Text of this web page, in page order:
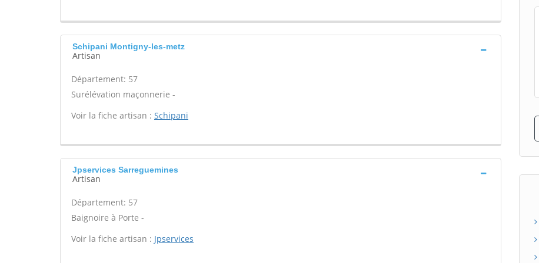
Schipani Montigny-les-metz
Artisan
Département: 57
Surélévation maçonnerie -
Voir la fiche artisan : Schipani
Jpservices Sarreguemines
Artisan
Département: 57
Baignoire à Porte -
Voir la fiche artisan : Jpservices